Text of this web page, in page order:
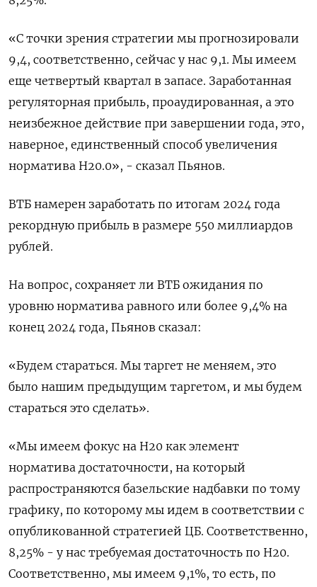
«С точки зрения стратегии мы прогнозировали
9,4, соответственно, сейчас у нас 9,1. Мы имеем
еще четвертый квартал в запасе. Заработанная
регуляторная прибыль, проаудированная, а это
неизбежное действие при завершении года, это,
наверное, единственный способ увеличения
норматива Н20.0», - сказал Пьянов.
ВТБ намерен заработать по итогам 2024 года
рекордную прибыль в размере 550 миллиардов
рублей.
На вопрос, сохраняет ли ВТБ ожидания по
уровню норматива равного или более 9,4% на
конец 2024 года, Пьянов сказал:
«Будем стараться. Мы таргет не меняем, это
было нашим предыдущим таргетом, и мы будем
стараться это сделать».
«Мы имеем фокус на Н20 как элемент
норматива достаточности, на который
распространяются базельские надбавки по тому
графику, по которому мы идем в соответствии с
опубликованной стратегией ЦБ. Соответственно,
8,25% - у нас требуемая достаточность по Н20.
Соответственно, мы имеем 9,1%, то есть, по